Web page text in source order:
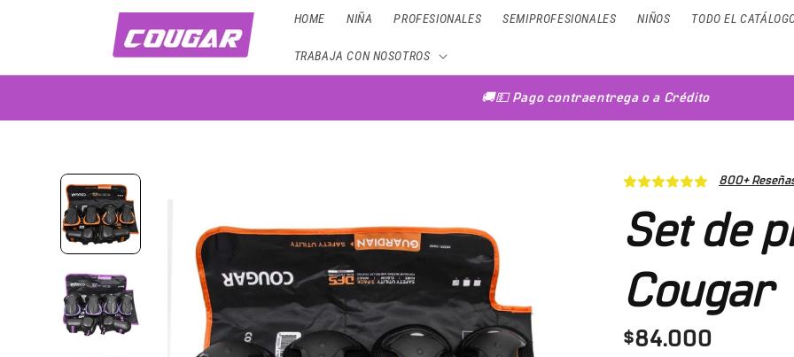
HOME NIÑA PROFESIONALES SEMIPROFESIONALES NIÑOS TODO EL
TRABAJA CON NOSOTROS
🚚💵 Pago contraentrega o a Crédito
800+
Set de
Cougar
$84.000